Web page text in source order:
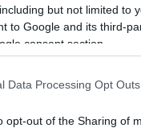
but not limited to
to Google and its third-
consent section.
Data Processing Opt Outs
opt-out of the Sharing of
nagyobb
jó üzletekre